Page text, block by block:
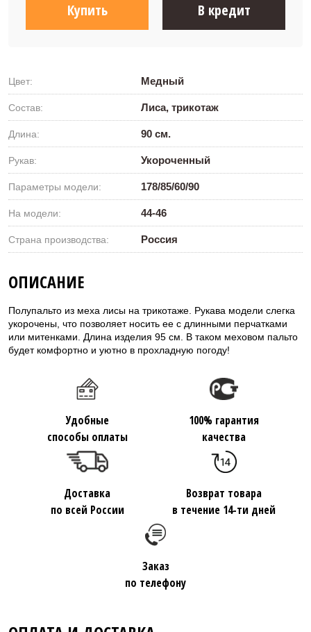
Купить В кредит
Цвет: Медный
Состав: Лиса, трикотаж
Длина: 90 см.
Рукав: Укороченный
Параметры модели: 178/85/60/90
На модели: 44-46
Страна производства: Россия
ОПИСАНИЕ
Полупальто из меха лисы на трикотаже. Рукава модели слегка
укорочены, что позволяет носить ее с длинными перчатками
или митенками. Длина изделия 95 см. В таком меховом пальто
будет комфортно и уютно в прохладную погоду!
Удобные
способы оплаты
100% гарантия
качества
Доставка
по всей России
Возврат товара
в течение 14-ти дней
Заказ
по телефону